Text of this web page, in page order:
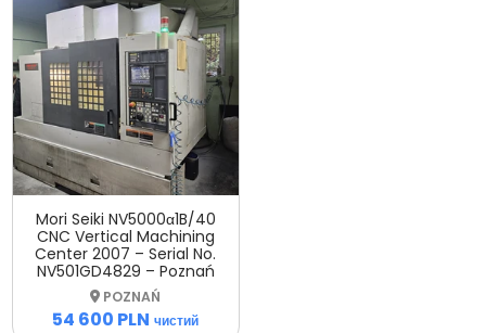
Mori Seiki NV5000α1B/40
CNC Vertical Machining
Center 2007 – Serial No.
NV501GD4829 – Poznań
POZNAŃ
54 600 PLN чистий